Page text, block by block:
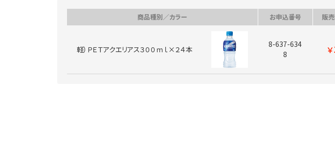
商品種別／カラー お申込番号 販
軽）ＰＥＴアクエリアス３００ｍｌ×２４本
8-637-634
8
￥